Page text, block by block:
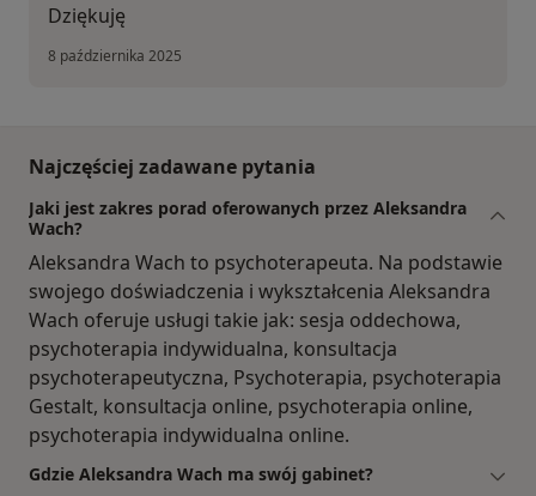
Dziękuję
8 października 2025
Najczęściej zadawane pytania
Jaki jest zakres porad oferowanych przez Aleksandra
Wach?
Aleksandra Wach to psychoterapeuta. Na podstawie
swojego doświadczenia i wykształcenia Aleksandra
Wach oferuje usługi takie jak: sesja oddechowa,
psychoterapia indywidualna, konsultacja
psychoterapeutyczna, Psychoterapia, psychoterapia
Gestalt, konsultacja online, psychoterapia online,
psychoterapia indywidualna online.
Gdzie Aleksandra Wach ma swój gabinet?